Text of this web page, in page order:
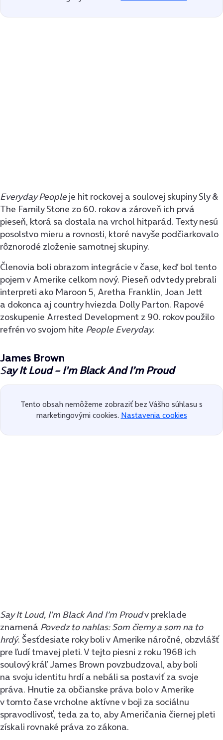
Everyday Peopleje hit rockovej a soulovej skupiny Sly &
The Family Stone zo 60. rokov a zároveň ich prvá
pieseň, ktorá sa dostala na vrchol hitparád. Texty nesú
posolstvo mieru a rovnosti, ktoré navyše podčiarkovalo
rôznorodé zloženie samotnej skupiny.
Členovia boli obrazom integrácie v čase, keď bol tento
pojem v Amerike celkom nový. Pieseň odvtedy prebrali
interpreti ako Maroon 5, Aretha Franklin, Joan Jett
a dokonca aj country hviezda Dolly Parton. Rapové
zoskupenie Arrested Development z 90. rokov použilo
refrén vo svojom hite People Everyday.
James Brown
Say It Loud – I’m Black And I’m Proud
Tento obsah nemôžeme zobraziť bez Vášho súhlasu s
marketingovými cookies. Nastavenia cookies
Say It Loud, I’m Black And I’m Proudv preklade
znamená Povedz to nahlas: Som čierny a som na to
hrdý. Šesťdesiate roky boli v Amerike náročné, obzvlášť
pre ľudí tmavej pleti. V tejto piesni z roku 1968 ich
soulový kráľ James Brown povzbudzoval, aby boli
na svoju identitu hrdí a nebáli sa postaviť za svoje
práva. Hnutie za občianske práva bolo v Amerike
v tomto čase vrcholne aktívne v boji za sociálnu
spravodlivosť, teda za to, aby Američania čiernej pleti
získali rovnaké práva zo zákona.